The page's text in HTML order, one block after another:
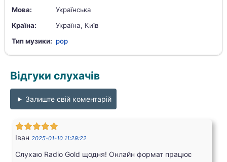
Мова:
Українська
Країна:
Україна, Київ
Тип музики: pop
Відгуки слухачів
Залиште свій коментарій
Іван 2025-01-10 11:29:22
Слухаю Radio Gold щодня! Онлайн формат працює